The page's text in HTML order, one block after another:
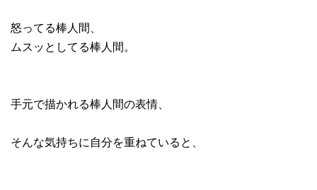
怒ってる棒人間、
ムスッとしてる棒人間。
手元で描かれる棒人間の表情、
そんな気持ちに自分を重ねていると、